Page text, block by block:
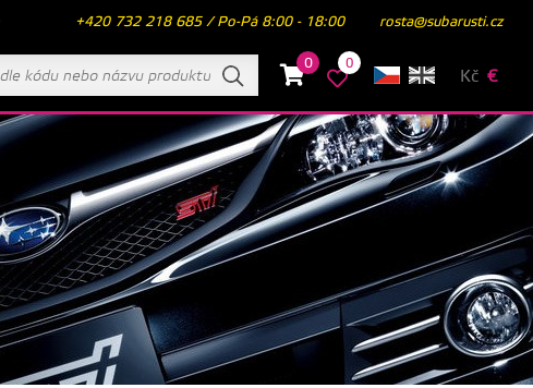
+420 732 218 685 / Po-Pá 8:00 - 18:00 rosta@subarusti.cz
0 0
Kč €